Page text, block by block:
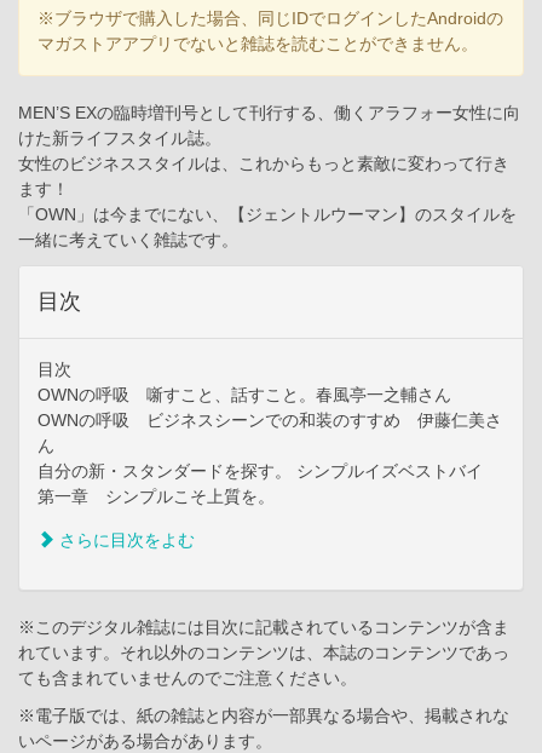
※ブラウザで購入した場合、同じIDでログインしたAndroidの
マガストアアプリでないと雑誌を読むことができません。
MEN’S EXの臨時増刊号として刊行する、働くアラフォー女性に向
けた新ライフスタイル誌。
女性のビジネススタイルは、これからもっと素敵に変わって行き
ます！
「OWN」は今までにない、【ジェントルウーマン】のスタイルを
一緒に考えていく雑誌です。
目次
目次
OWNの呼吸 噺すこと、話すこと。春風亭一之輔さん
OWNの呼吸 ビジネスシーンでの和装のすすめ 伊藤仁美さ
ん
自分の新・スタンダードを探す。 シンプルイズベストバイ
第一章 シンプルこそ上質を。
さらに目次をよむ
※このデジタル雑誌には目次に記載されているコンテンツが含ま
れています。それ以外のコンテンツは、本誌のコンテンツであっ
ても含まれていませんのでご注意ください。
※電子版では、紙の雑誌と内容が一部異なる場合や、掲載されな
いページがある場合があります。